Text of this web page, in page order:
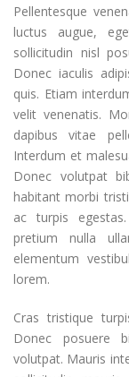
Pellentesque
luctus augue,
sollicitudin nisl
Donec iaculis
quis. Etiam
velit venenatis.
dapibus vitae
Interdum et
Donec volutpat
habitant morbi
ac turpis
pretium nulla
elementum
lorem.
Cras tristique
Donec posuere
volutpat. Mauris